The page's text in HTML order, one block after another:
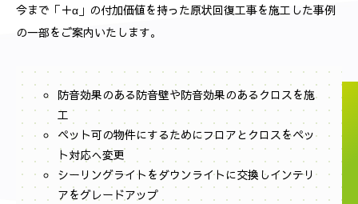
今まで「＋α」の付加価値を持った原状回復工事を施工した事例
の一部をご案内いたします。
防音効果のある防音壁や防音効果のあるクロスを施
工
ペット可の物件にするためにフロアとクロスをペッ
ト対応へ変更
シーリングライトをダウンライトに交換しインテリ
アをグレードアップ